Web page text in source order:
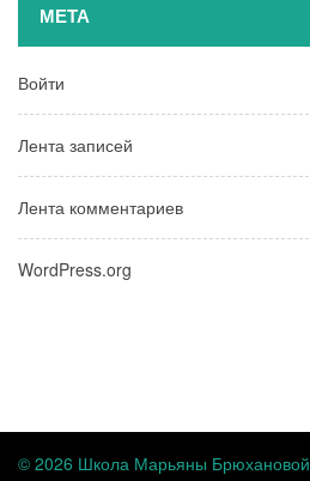
МЕТА
Войти
Лента записей
Лента комментариев
WordPress.org
© 2026 Школа Марьяны Брюхановой